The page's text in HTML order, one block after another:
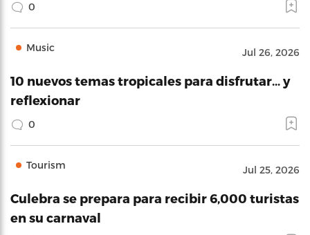
0
Music Jul 26, 2026
10 nuevos temas tropicales para disfrutar… y
reflexionar
0
Tourism Jul 25, 2026
Culebra se prepara para recibir 6,000 turistas
en su carnaval